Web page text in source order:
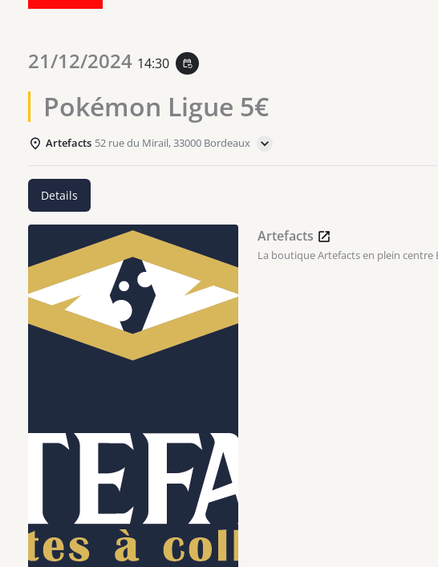
21/12/2024 14:30 event_repeat
Pokémon Ligue 5€
Artefacts 52 rue du Mirail, 33000 Bordeaux
Details
Artefacts
La boutique Artefacts en plein centre